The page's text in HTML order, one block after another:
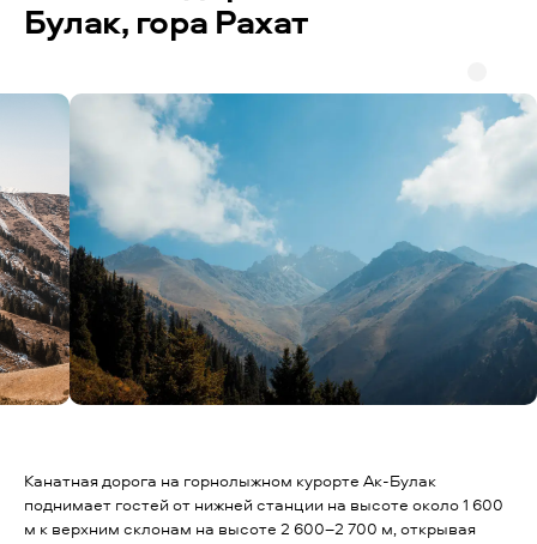
Булак, гора Рахат
Канатная дорога на горнолыжном курорте Ак-Булак
поднимает гостей от нижней станции на высоте около 1 600
м к верхним склонам на высоте 2 600–2 700 м, открывая